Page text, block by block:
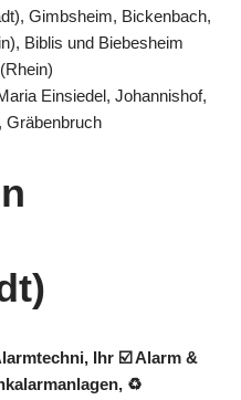
Gimbsheim, Bickenbach,
Biblis und Biebesheim
Einsiedel, Johannishof,
Gräbenbruch
Ihr ☑️ Alarm &
♻